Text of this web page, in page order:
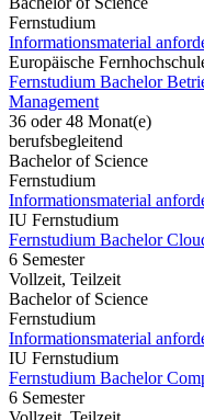
Fernstudium
Informationsmaterial
Europäische
Fernstudium Bachelor
Management
36 oder 48 Monat(e)
berufsbegleitend
Bachelor of Science
Fernstudium
Informationsmaterial
IU Fernstudium
Fernstudium Bachelor
6 Semester
Vollzeit, Teilzeit
Bachelor of Science
Fernstudium
Informationsmaterial
IU Fernstudium
Fernstudium Bachelor
6 Semester